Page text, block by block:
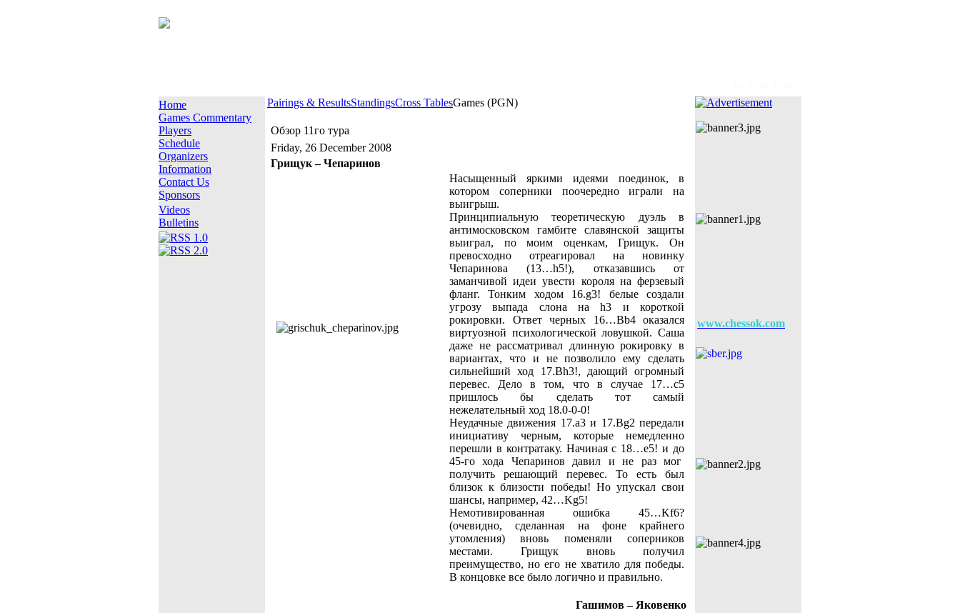
Home
Games Commentary
Players
Schedule
Organizers
Information
Contact Us
Sponsors
Videos
Bulletins
Pairings & ResultsStandingsCross TablesGames (PGN)
Обзор 11го тура
Friday, 26 December 2008
Грищук – Чепаринов
Насыщенный яркими идеями поединок, в
котором соперники поочередно играли на
выигрыш.
Принципиальную теоретическую дуэль в
антимосковском гамбите славянской защиты
выиграл, по моим оценкам, Грищук. Он
превосходно отреагировал на новинку
Чепаринова (13…h5!), отказавшись от
заманчивой идеи увести короля на ферзевый
фланг. Тонким ходом 16.g3! белые создали
угрозу выпада слона на h3 и короткой
рокировки. Ответ черных 16…Bb4 оказался
виртуозной психологической ловушкой. Саша
даже не рассматривал длинную рокировку в
вариантах, что и не позволило ему сделать
сильнейший ход 17.Bh3!, дающий огромный
перевес. Дело в том, что в случае 17…c5
пришлось бы сделать тот самый
нежелательный ход 18.0-0-0!
Неудачные движения 17.a3 и 17.Bg2 передали
инициативу черным, которые немедленно
перешли в контратаку. Начиная с 18…e5! и до
45-го хода Чепаринов давил и не раз мог
получить решающий перевес. То есть был
близок к близости победы! Но упускал свои
шансы, например, 42…Kg5!
Немотивированная ошибка 45…Kf6?
(очевидно, сделанная на фоне крайнего
утомления) вновь поменяли соперников
местами. Грищук вновь получил
преимущество, но его не хватило для победы.
В концовке все было логично и правильно.
Гашимов – Яковенко
www.chessok.com